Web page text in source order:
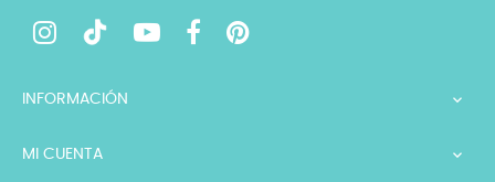
INFORMACIÓN 
MI CUENTA 